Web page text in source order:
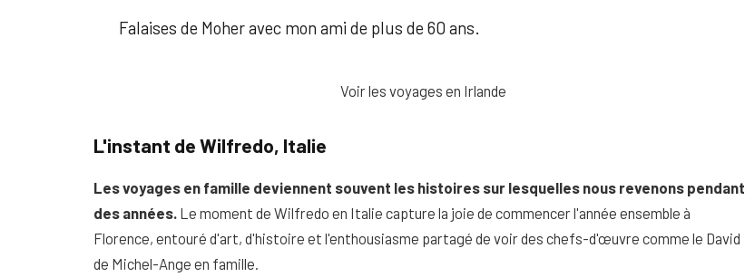
Falaises de Moher avec mon ami de plus de 60 ans.
Voir les voyages en Irlande
L'instant de Wilfredo, Italie
Les voyages en famille deviennent souvent les histoires sur lesquelles nous revenons pendant
des années. Le moment de Wilfredo en Italie capture la joie de commencer l'année ensemble à
Florence, entouré d'art, d'histoire et l'enthousiasme partagé de voir des chefs-d'œuvre comme le David
de Michel-Ange en famille.